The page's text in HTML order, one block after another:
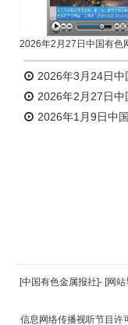
2026年3月24日
2026年2月27日
2026年1月9日中
[中国有色金属报社]- [网站
信息网络传播视听节目许